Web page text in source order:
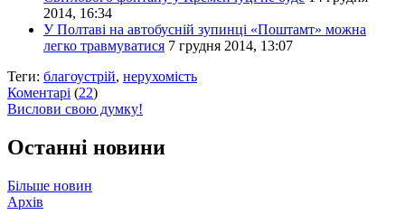
2014, 16:34
У Полтаві на автобусній зупинці «Поштамт» можна
легко травмуватися 7 грудня 2014, 13:07
Теги: благоустрій, нерухомість
Коментарі (22)
Вислови свою думку!
Останні новини
Більше новин
Архів